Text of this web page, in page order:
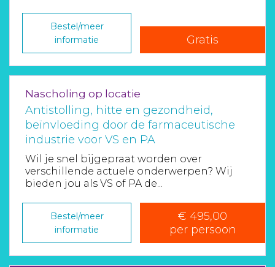
Bestel/meer
informatie
Gratis
Nascholing op locatie
Antistolling, hitte en gezondheid,
beïnvloeding door de farmaceutische
industrie voor VS en PA
Wil je snel bijgepraat worden over
verschillende actuele onderwerpen? Wij
bieden jou als VS of PA de...
Bestel/meer
informatie
€ 495,00
per persoon